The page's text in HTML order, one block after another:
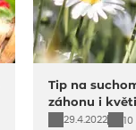
Tip na
záhonu i
29.4.2022